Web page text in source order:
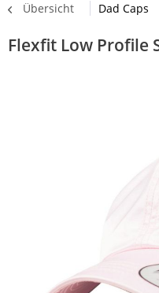
Übersicht Dad Caps
Flexfit Low Profile